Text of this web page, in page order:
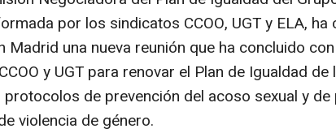
por los sindicatos CCOO, UGT y ELA,
Madrid una nueva reunión que ha concluido
y UGT para renovar el Plan de Igualdad
de prevención del acoso sexual y
violencia de género.